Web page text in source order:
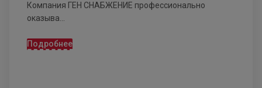
Компания ГЕН СНАБЖЕНИЕ профессионально
оказыва...
Подробнее